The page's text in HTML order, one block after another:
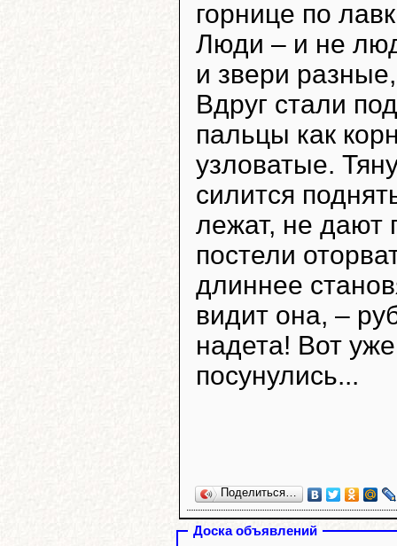
горнице по
Люди – и не
и звери
Вдруг стали
пальцы как
узловатые.
силится
лежат, не дают
постели
длиннее
видит она, –
надета! Вот
посунулись...
Поделиться…
Доска объявлений